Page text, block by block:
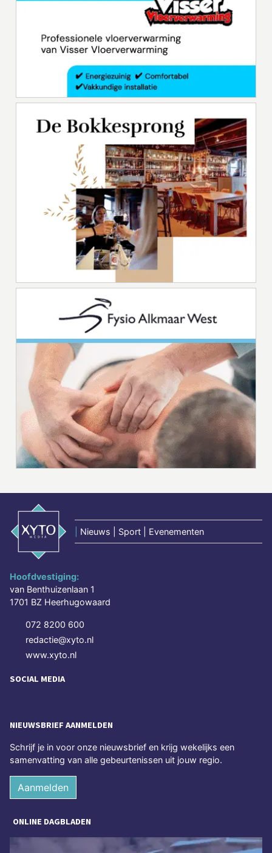
Nieuws | Sport | Evenementen
Hoofdvestiging:
van Benthuizenlaan 1
1701 BZ Heerhugowaard
072 8200 600
redactie@xyto.nl
www.xyto.nl
SOCIAL MEDIA
NIEUWSBRIEF AANMELDEN
Schrijf je in voor onze nieuwsbrief en krijg wekelijks een
samenvatting van alle gebeurtenissen uit jouw regio.
Aanmelden
ONLINE DAGBLADEN